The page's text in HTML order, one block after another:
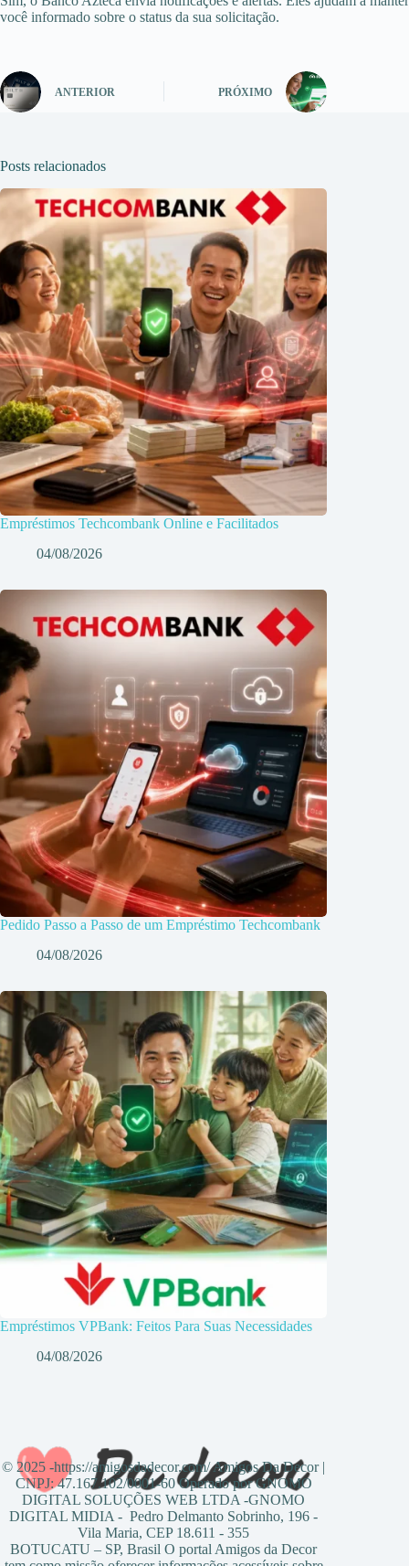
você informado sobre o status da sua solicitação.
ANTERIOR PRÓXIMO
Posts relacionados
Empréstimos Techcombank Online e Facilitados
04/08/2026
Pedido Passo a Passo de um Empréstimo Techcombank
04/08/2026
Empréstimos VPBank: Feitos Para Suas Necessidades
04/08/2026
© 2025 -https://amigosdadecor.com/ Amigos Da Decor |
CNPJ: 47.167.102/0001-60 Operado por GNOMO
DIGITAL SOLUÇÕES WEB LTDA -GNOMO
DIGITAL MIDIA - Pedro Delmanto Sobrinho, 196 -
Vila Maria, CEP 18.611 - 355
BOTUCATU – SP, Brasil O portal Amigos da Decor